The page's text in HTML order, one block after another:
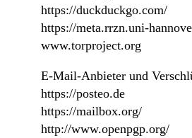
https://duckduckgo.com/
https://meta.rrzn.uni-
www.torproject.org
E-Mail-Anbieter und
https://posteo.de
https://mailbox.org/
http://www.openpgp.org/